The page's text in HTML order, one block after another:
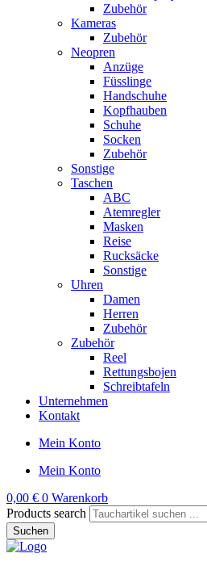
Zubehör
Kameras
Zubehör
Neopren
Anzüge
Füsslinge
Handschuhe
Kopfhauben
Schuhe
Socken
Zubehör
Sonstige
Taschen
ABC
Atemregler
Masken
Reise
Rucksäcke
Sonstige
Uhren
Damen
Herren
Zubehör
Zubehör
Reel
Rettungsbojen
Schreibtafeln
Unternehmen
Kontakt
Mein Konto
Mein Konto
0,00 € 0 Warenkorb
Products search
Suchen